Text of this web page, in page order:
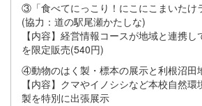
③「食べてにっこり！にこにこまいたけ
(協力：道の駅尾瀬かたしな)
【内容】経営情報コースが地域と連携
を限定販売(540円)
④動物のはく製・標本の展示と利根沼田
【内容】クマやイノシシなど本校自然環
製を特別に出張展示